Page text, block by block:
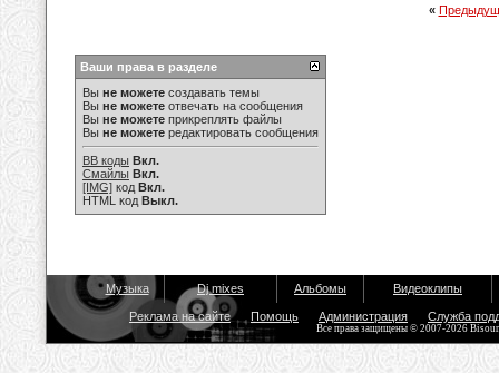
«
Ваши права в разделе
Вы не можете создавать темы
Вы не можете отвечать на сообщения
Вы не можете прикреплять файлы
Вы не можете редактировать сообщения
BB коды Вкл.
Смайлы Вкл.
[IMG] код Вкл.
HTML код Выкл.
Музыка Dj mixes Альбомы Видеоклипы
Реклама на сайте Помощь Администрация Служба
Все права защищены © 2007-2026